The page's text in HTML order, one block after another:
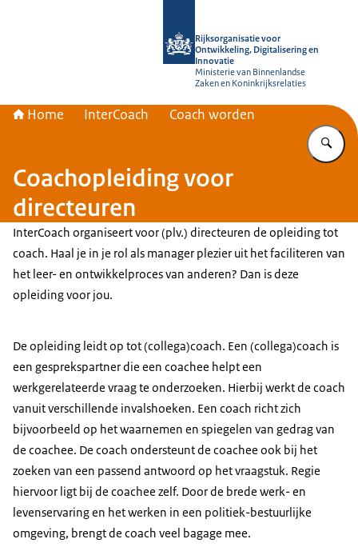
Rijksorganisatie voor
Ontwikkeling, Digitalisering en
Innovatie
Ministerie van Binnenlandse
Zaken en Koninkrijksrelaties
Home InterCoach Coach worden
Coachopleiding voor
directeuren
InterCoach organiseert voor (plv.) directeuren de opleiding tot
coach. Haal je in je rol als manager plezier uit het faciliteren van
het leer- en ontwikkelproces van anderen? Dan is deze
opleiding voor jou.
De opleiding leidt op tot (collega)coach. Een (collega)coach is
een gesprekspartner die een coachee helpt een
werkgerelateerde vraag te onderzoeken. Hierbij werkt de coach
vanuit verschillende invalshoeken. Een coach richt zich
bijvoorbeeld op het waarnemen en spiegelen van gedrag van
de coachee. De coach ondersteunt de coachee ook bij het
zoeken van een passend antwoord op het vraagstuk. Regie
hiervoor ligt bij de coachee zelf. Door de brede werk- en
levenservaring en het werken in een politiek-bestuurlijke
omgeving, brengt de coach veel bagage mee.